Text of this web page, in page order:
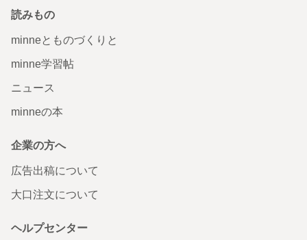
読みもの
minneとものづくりと
minne学習帖
ニュース
minneの本
企業の方へ
広告出稿について
大口注文について
ヘルプセンター